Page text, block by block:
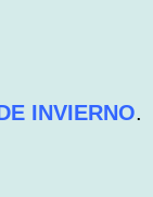
INVIERNO.